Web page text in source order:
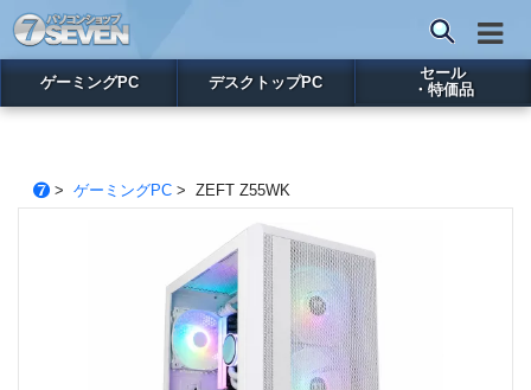
ゲーミングPC デスクトップPC
セール
・特価品
> ゲーミングPC> ZEFT Z55WK